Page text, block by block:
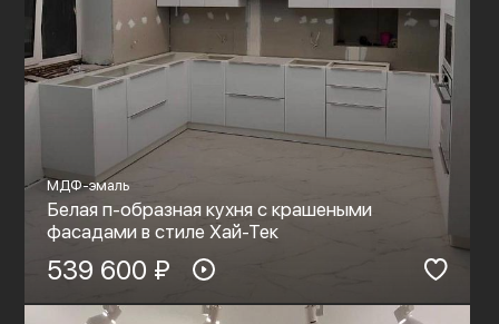
МДФ-эмаль
Белая п-образная кухня с крашеными
фасадами в стиле Хай-Тек
539 600 ₽